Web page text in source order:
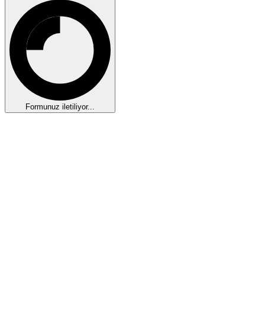
Formunuz iletiliyor...